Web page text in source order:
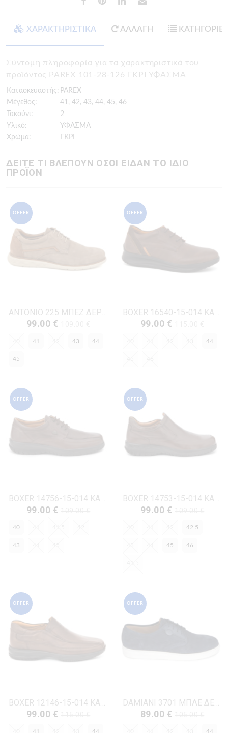
ΧΑΡΑΚΤΗΡΙΣΤΙΚΑ ΑΛΛΑΓΗ ΚΑΤΗΓΟΡΙΕΣ
Σύντομη πληροφορία για τα χαρακτηριστικά του
προϊόντος PAREX 101-28-126 ΓΚΡΙ ΥΦΑΣΜΑ
Κατασκευαστής: PAREX
Μέγεθος:
41, 42, 43, 44, 45, 46
Τακούνι:
2
Υλικό:
ΥΦΑΣΜΑ
Χρώμα:
ΓΚΡΙ
ΔΕΙΤΕ ΤΙ ΒΛΕΠΟΥΝ ΟΣΟΙ ΕΙΔΑΝ ΤΟ ΙΔΙΟ
ΠΡΟΪΟΝ
OFFER
ANTONIO 225 ΜΠΕΖ ΔΕΡΜΑ-NUBUK
99.00 €
41 43 44
45
OFFER
BOXER 16540-15-014 ΚΑΦΕ ΔΕΡΜΑ
99.00 €
44
OFFER
BOXER 14756-15-014 ΚΑΦΕ ΔΕΡΜΑ
99.00 €
40
43
OFFER
BOXER 14753-15-014 ΚΑΦΕ ΔΕΡΜΑ
99.00 €
42.5
45 46
OFFER
BOXER 12146-15-014 ΚΑΦΕ ΔΕΡΜΑ
99.00 €
41 44
OFFER
DAMIANI 3701 ΜΠΛΕ ΔΕΡΜΑ-NUBUK
89.00 €
44